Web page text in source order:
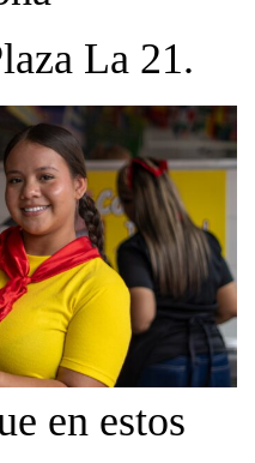
La 21.
en estos